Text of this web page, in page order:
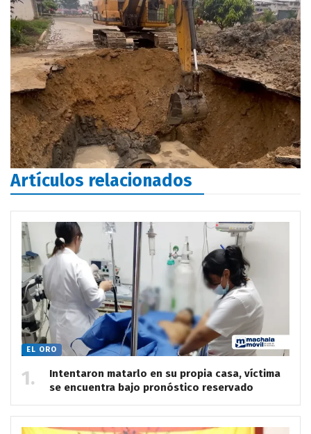
Artículos relacionados
EL ORO
Intentaron matarlo en su propia casa, víctima
se encuentra bajo pronóstico reservado